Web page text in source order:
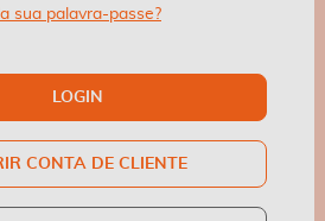
sua palavra-passe?
LOGIN
CONTA DE CLIENTE